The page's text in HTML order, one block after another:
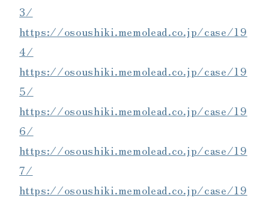
3/
https://osoushiki.memolead.co.jp/case/19
4/
https://osoushiki.memolead.co.jp/case/19
5/
https://osoushiki.memolead.co.jp/case/19
6/
https://osoushiki.memolead.co.jp/case/19
7/
https://osoushiki.memolead.co.jp/case/19